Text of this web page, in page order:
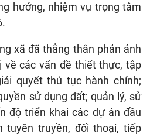
hướng, nhiệm vụ trọng tâm
xã đã thẳng thắn phản ánh
về các vấn đề thiết thực, tập
quyết thủ tục hành chính;
sử dụng đất; quản lý, sử
độ triển khai các dự án đầu
tuyên truyền, đối thoại, tiếp